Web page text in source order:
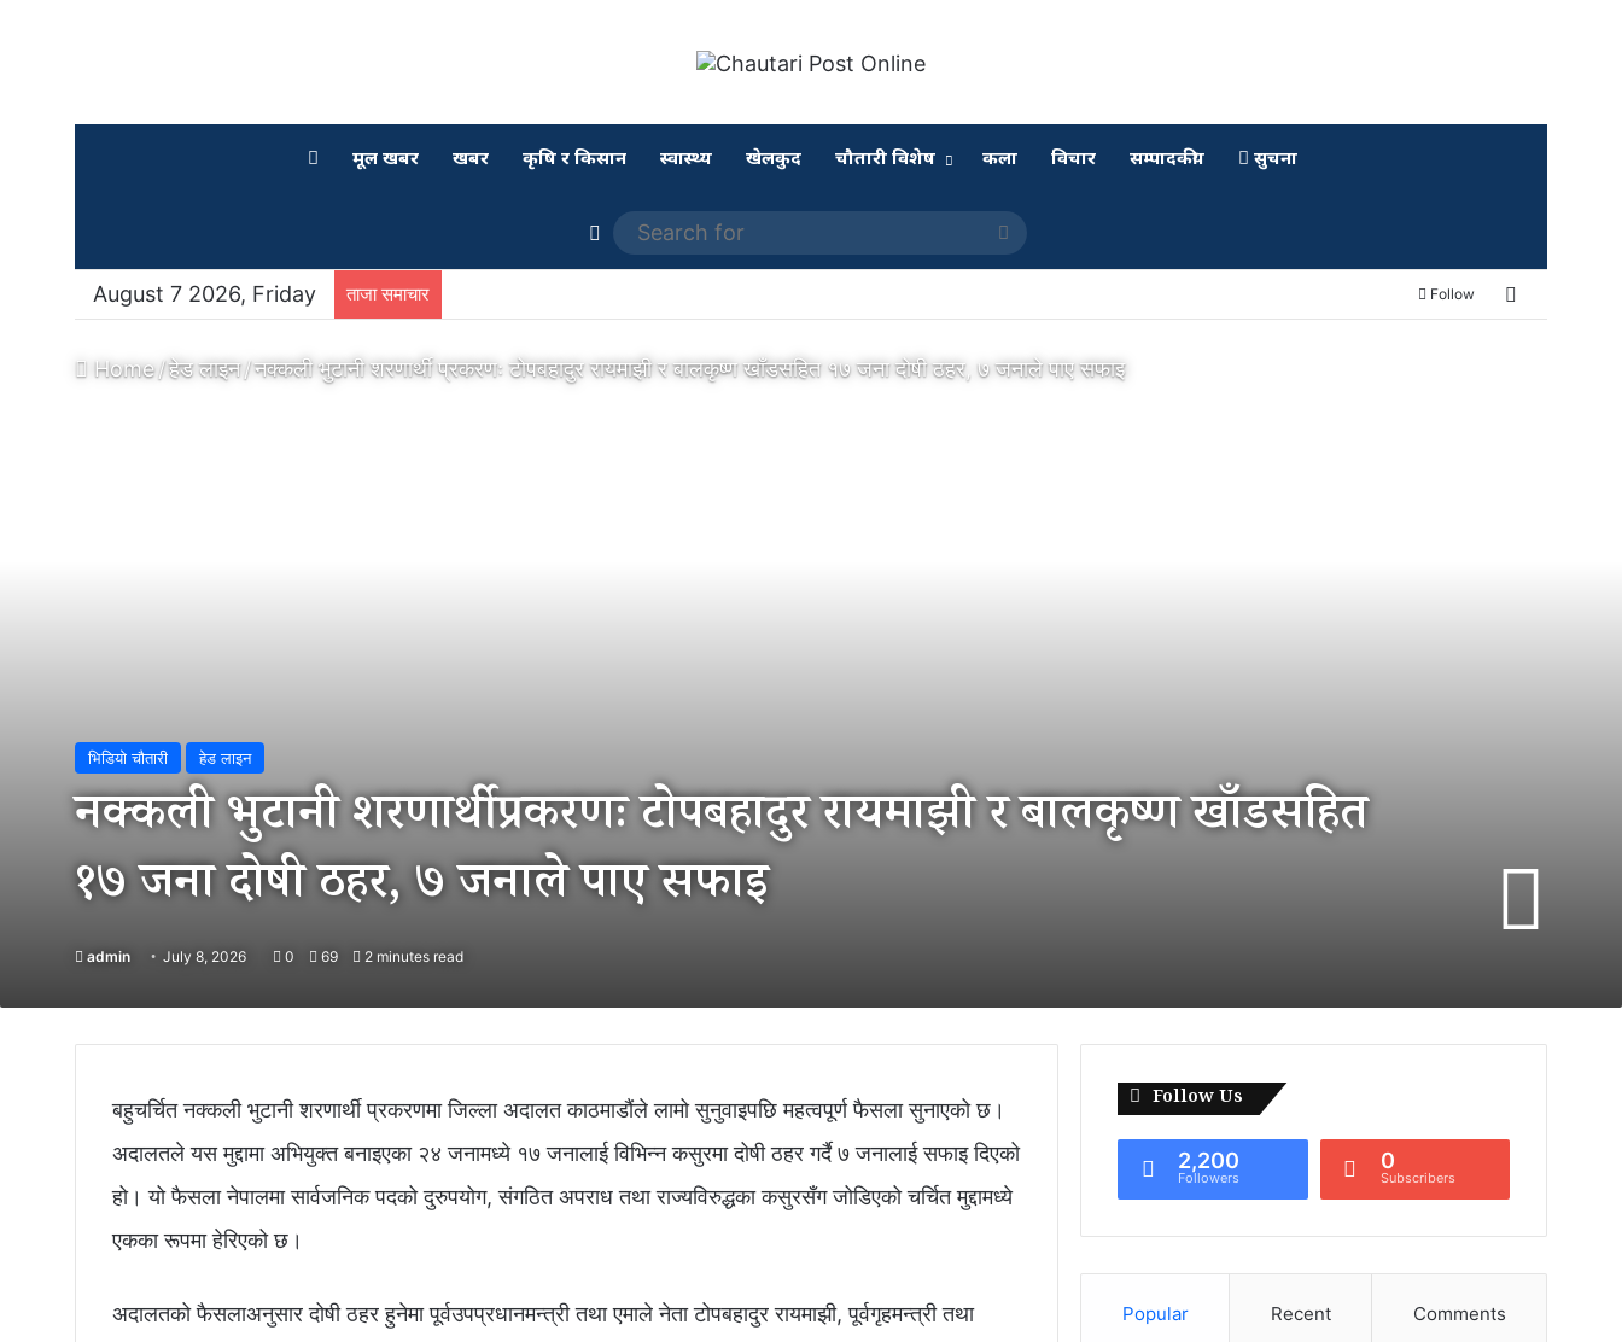
मूल खबर खबर कृषि र किसान स्वास्थ्य खेलकुद चौतारी विशेष कला विचार सम्पादकीय सुचना
Switch skin
for
August 7 2026, Friday ताजा समाचार Follow
Home/हेड लाइन/नक्कली भुटानी शरणार्थी प्रकरणः टोपबहादुर रायमाझी र बालकृष्ण खाँडसहित १७ जना दोषी ठहर, ७ जनाले पाए सफाइ
भिडियो चौतारी हेड लाइन
नक्कली भुटानी शरणार्थी प्रकरणः टोपबहादुर रायमाझी र बालकृष्ण खाँडसहित
१७ जना दोषी ठहर, ७ जनाले पाए सफाइ
admin July 8, 2026 0 69 2 minutes read
बहुचर्चित नक्कली भुटानी शरणार्थी प्रकरणमा जिल्ला अदालत काठमाडौंले लामो सुनुवाइपछि महत्वपूर्ण फैसला सुनाएको छ।
अदालतले यस मुद्दामा अभियुक्त बनाइएका २४ जनामध्ये १७ जनालाई विभिन्न कसुरमा दोषी ठहर गर्दै ७ जनालाई सफाइ दिएको
हो। यो फैसला नेपालमा सार्वजनिक पदको दुरुपयोग, संगठित अपराध तथा राज्यविरुद्धका कसुरसँग जोडिएको चर्चित मुद्दामध्ये
एकका रूपमा हेरिएको छ।
अदालतको फैसलाअनुसार दोषी ठहर हुनेमा पूर्वउपप्रधानमन्त्री तथा एमाले नेता टोपबहादुर रायमाझी, पूर्वगृहमन्त्री तथा
Follow Us
2,200
Followers
0
Subscribers
Popular Recent Comments